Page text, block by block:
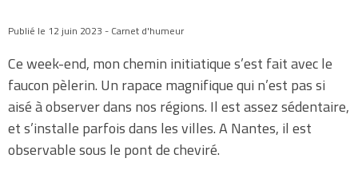
Publié le 12 juin 2023 - Carnet d'humeur
Ce week-end, mon chemin initiatique s’est fait avec le
faucon pèlerin. Un rapace magnifique qui n’est pas si
aisé à observer dans nos régions. Il est assez sédentaire,
et s’installe parfois dans les villes. A Nantes, il est
observable sous le pont de cheviré.